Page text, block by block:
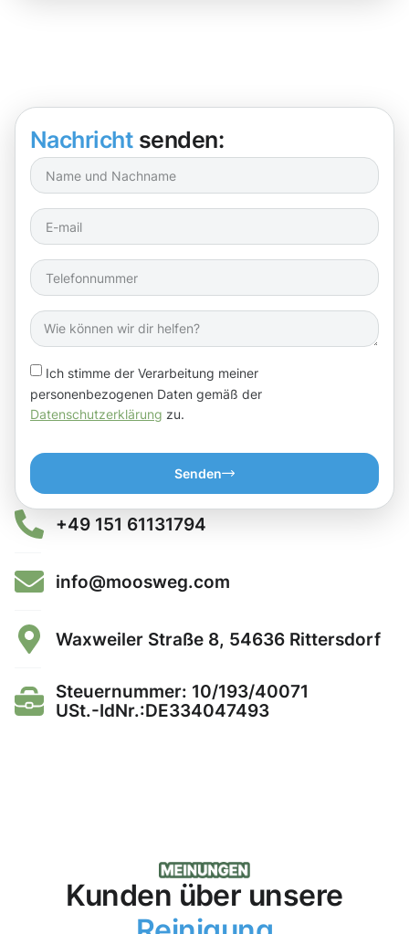
Nachricht senden:
Ich stimme der Verarbeitung meiner
personenbezogenen Daten gemäß der
Datenschutzerklärung zu.
Senden
+49 151 61131794
info@moosweg.com
Waxweiler Straße 8, 54636 Rittersdorf
Steuernummer: 10/193/40071
USt.-IdNr.:DE334047493
Kunden über unsere